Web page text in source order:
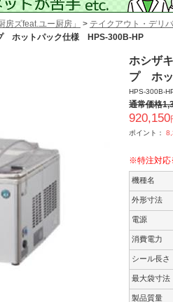
ズfeat.ユー厨房」 > テイクアウト・デリ
ホットパック仕様 HPS-300B-HP
ホシザ
プ ホッ
HPS-300B-
通常価格
920,150
ポイント：
※特注対
機種名
外形寸法
電源
消費電力
シール長さ
最大袋寸法
製品質量